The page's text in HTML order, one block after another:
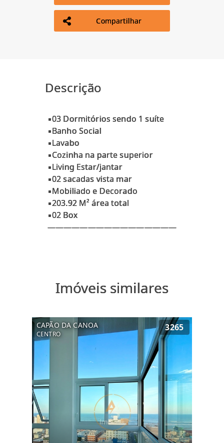
Compartilhar
Descrição
▪️03 Dormitórios sendo 1 suíte
▪️Banho Social
▪️Lavabo
▪️Cozinha na parte superior
▪️Living Estar/jantar
▪️02 sacadas vista mar
▪️Mobiliado e Decorado
▪️203.92 M² área total
▪️02 Box
Imóveis similares
CAPÃO DA CANOA
CENTRO
3265